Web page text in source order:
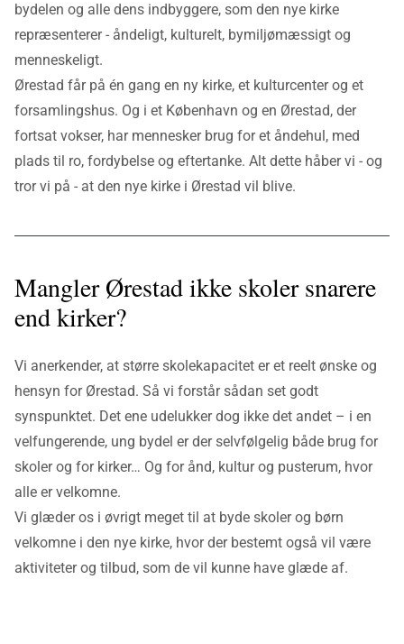
bydelen og alle dens indbyggere, som den nye kirke
repræsenterer - åndeligt, kulturelt, bymiljømæssigt og
menneskeligt.
Ørestad får på én gang en ny kirke, et kulturcenter og et
forsamlingshus. Og i et København og en Ørestad, der
fortsat vokser, har mennesker brug for et åndehul, med
plads til ro, fordybelse og eftertanke. Alt dette håber vi - og
tror vi på - at den nye kirke i Ørestad vil blive.
Mangler Ørestad ikke skoler snarere
end kirker?
Vi anerkender, at større skolekapacitet er et reelt ønske og
hensyn for Ørestad. Så vi forstår sådan set godt
synspunktet. Det ene udelukker dog ikke det andet – i en
velfungerende, ung bydel er der selvfølgelig både brug for
skoler og for kirker… Og for ånd, kultur og pusterum, hvor
alle er velkomne.
Vi glæder os i øvrigt meget til at byde skoler og børn
velkomne i den nye kirke, hvor der bestemt også vil være
aktiviteter og tilbud, som de vil kunne have glæde af.